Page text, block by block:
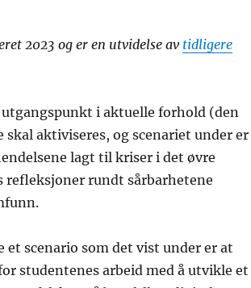
2023 og er en utvidelse av tidligere
i aktuelle forhold (den
aktiviseres, og scenariet under er
lagt til kriser i det øvre
rundt sårbarhetene
scenario som det vist under er at
studentenes arbeid med å utvikle et